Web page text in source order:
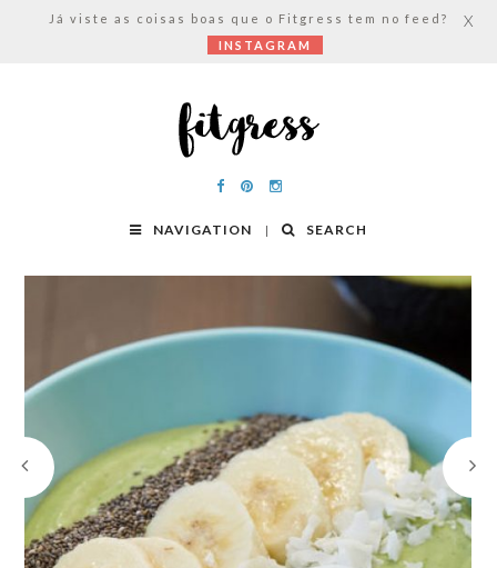
NAVIGATION SEARCH
Já viste as coisas boas que o Fitgress tem no feed?
INSTAGRAM
X